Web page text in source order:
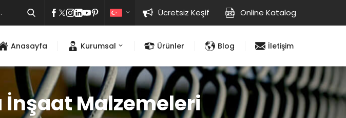
Ücretsiz Keşif Online Katalog
Anasayfa Kurumsal Ürünler Blog İletişim
Malzemeleri